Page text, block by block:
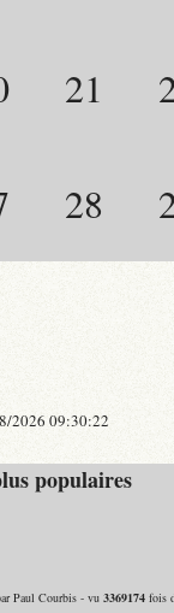
21
28
2026 09:30:22
populaires
Paul Courbis - vu3369174 fois